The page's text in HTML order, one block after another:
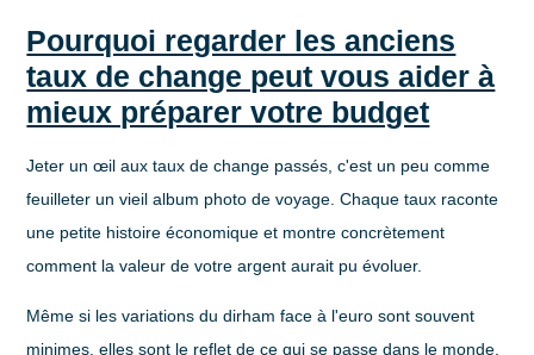
Pourquoi regarder les anciens
taux de change peut vous aider à
mieux préparer votre budget
Jeter un œil aux taux de change passés, c'est un peu comme
feuilleter un vieil album photo de voyage. Chaque taux raconte
une petite histoire économique et montre concrètement
comment la valeur de votre argent aurait pu évoluer.
Même si les variations du dirham face à l'euro sont souvent
minimes, elles sont le reflet de ce qui se passe dans le monde.